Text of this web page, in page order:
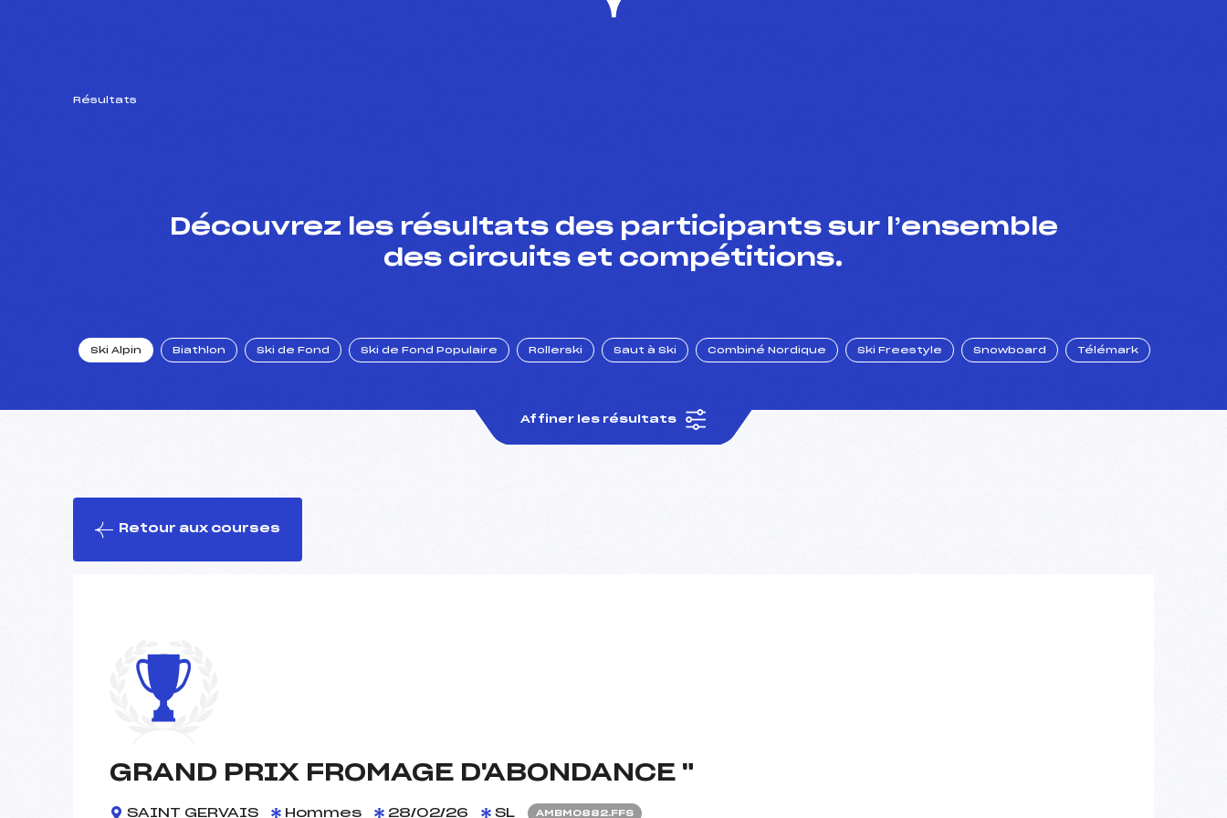
Résultats
Découvrez les résultats des participants sur l’ensemble
des circuits et compétitions.
Ski Alpin Biathlon Ski de Fond Ski de Fond Populaire Rollerski Saut à Ski Combiné Nordique Ski Freestyle Snowboard Télémark
Affiner les résultats
Retour aux courses
GRAND PRIX FROMAGE D'ABONDANCE "
SAINT GERVAIS Hommes 28/02/26 SL AMBM0882.FFS